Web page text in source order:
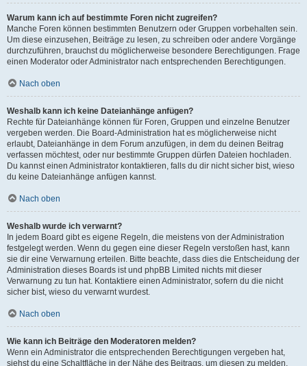
Warum kann ich auf bestimmte Foren nicht zugreifen?
Manche Foren können bestimmten Benutzern oder Gruppen vorbehalten sein.
Um diese einzusehen, Beiträge zu lesen, zu schreiben oder andere Vorgänge
durchzuführen, brauchst du möglicherweise besondere Berechtigungen. Frage
einen Moderator oder Administrator nach entsprechenden Berechtigungen.
Nach oben
Weshalb kann ich keine Dateianhänge anfügen?
Rechte für Dateianhänge können für Foren, Gruppen und einzelne Benutzer
vergeben werden. Die Board-Administration hat es möglicherweise nicht
erlaubt, Dateianhänge in dem Forum anzufügen, in dem du deinen Beitrag
verfassen möchtest, oder nur bestimmte Gruppen dürfen Dateien hochladen.
Du kannst einen Administrator kontaktieren, falls du dir nicht sicher bist, wieso
du keine Dateianhänge anfügen kannst.
Nach oben
Weshalb wurde ich verwarnt?
In jedem Board gibt es eigene Regeln, die meistens von der Administration
festgelegt werden. Wenn du gegen eine dieser Regeln verstoßen hast, kann
sie dir eine Verwarnung erteilen. Bitte beachte, dass dies die Entscheidung der
Administration dieses Boards ist und phpBB Limited nichts mit dieser
Verwarnung zu tun hat. Kontaktiere einen Administrator, sofern du die nicht
sicher bist, wieso du verwarnt wurdest.
Nach oben
Wie kann ich Beiträge den Moderatoren melden?
Wenn ein Administrator die entsprechenden Berechtigungen vergeben hat,
siehst du eine Schaltfläche in der Nähe des Beitrags, um diesen zu melden.